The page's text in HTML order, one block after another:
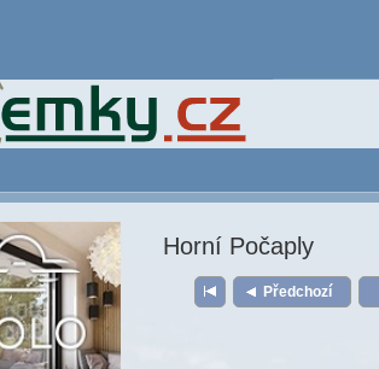
Horní Počaply
Předchozí